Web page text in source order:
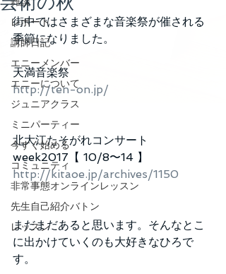
レポート
講師日記
エニーメンバー
エニーについて
ジュニアクラス
ミニパーティー
今すぐ始める
コミュニティ
非常事態オンラインレッスン
先生自己紹介バトン
レッスン
街中ではさまざまな音楽祭が催される
季節になりました。
天満音楽祭
http://ten-on.jp/
北大江たそがれコンサート
week2017【 10/8〜14 】
http://kitaoe.jp/archives/1150
まだまだあると思います。そんなとこ
に出かけていくのも大好きなひろで
す。